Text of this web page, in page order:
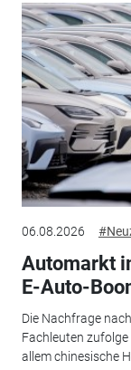
06.08.2026
Automarkt
E-Auto-
Die Nachfrage
Fachleuten
allem chinesische